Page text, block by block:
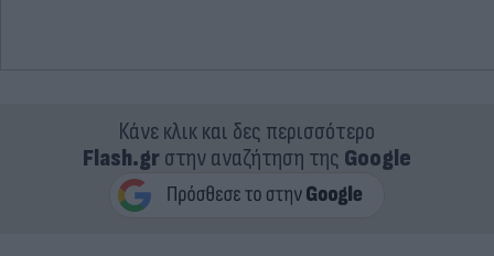
Κάνε κλικ και δες περισσότερο
Flash.grστην αναζήτηση της Google